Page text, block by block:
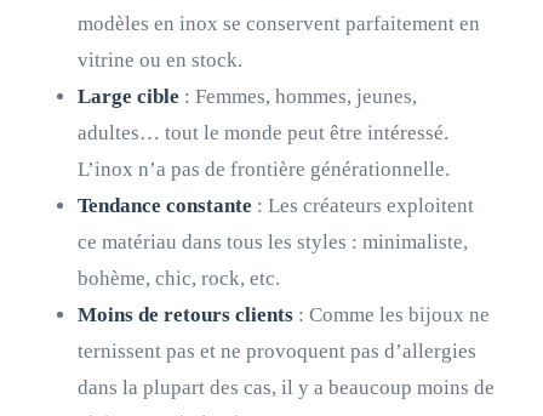
modèles en inox se conservent parfaitement en
vitrine ou en stock.
Large cible : Femmes, hommes, jeunes,
adultes… tout le monde peut être intéressé.
L’inox n’a pas de frontière générationnelle.
Tendance constante : Les créateurs exploitent
ce matériau dans tous les styles : minimaliste,
bohème, chic, rock, etc.
Moins de retours clients : Comme les bijoux ne
ternissent pas et ne provoquent pas d’allergies
dans la plupart des cas, il y a beaucoup moins de